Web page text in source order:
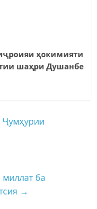
ҳокимияти
шаҳри Душанбе
ба
→